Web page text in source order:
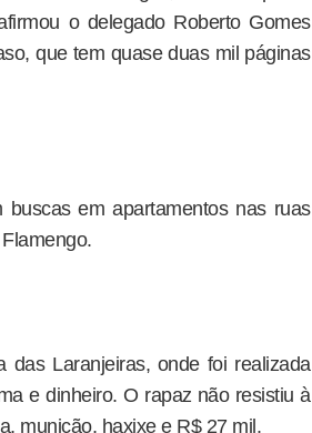
o delegado Roberto Gomes
que tem quase duas mil páginas
em apartamentos nas ruas
Laranjeiras, onde foi realizada
e dinheiro. O rapaz não resistiu à
munição, haxixe e R$ 27 mil.